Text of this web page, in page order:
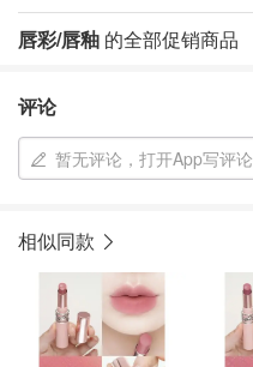
唇彩/唇釉 的全部促销商品
评论
暂无评论，打开App写评论
相似同款